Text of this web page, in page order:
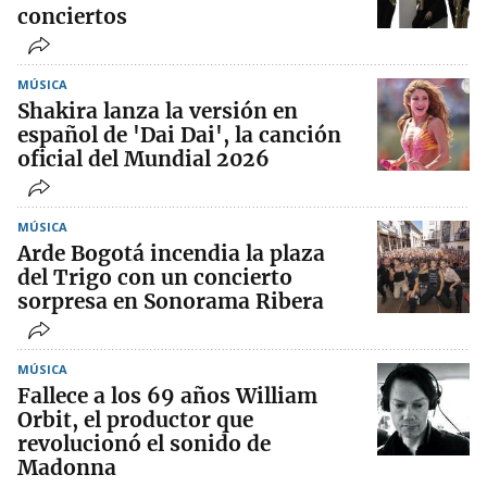
conciertos
MÚSICA
Shakira lanza la versión en
español de 'Dai Dai', la canción
oficial del Mundial 2026
MÚSICA
Arde Bogotá incendia la plaza
del Trigo con un concierto
sorpresa en Sonorama Ribera
MÚSICA
Fallece a los 69 años William
Orbit, el productor que
revolucionó el sonido de
Madonna